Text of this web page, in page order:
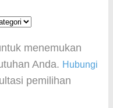
menemukan
Anda. Hubungi
pemilihan